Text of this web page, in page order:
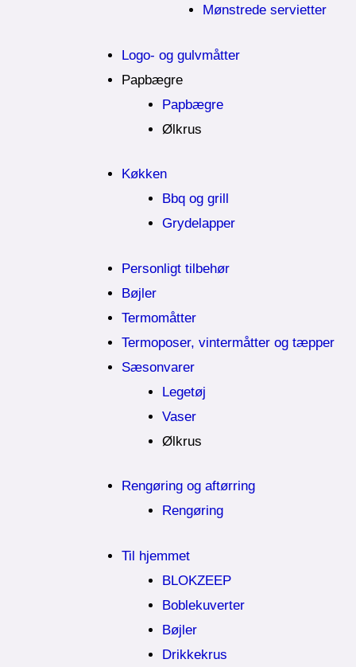
Mønstrede servietter
Logo- og gulvmåtter
Papbægre
Papbægre
Ølkrus
Køkken
Bbq og grill
Grydelapper
Personligt tilbehør
Bøjler
Termomåtter
Termoposer, vintermåtter og tæpper
Sæsonvarer
Legetøj
Vaser
Ølkrus
Rengøring og aftørring
Rengøring
Til hjemmet
BLOKZEEP
Boblekuverter
Bøjler
Drikkekrus